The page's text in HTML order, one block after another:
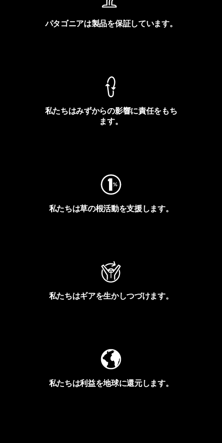
パタゴニアは製品を保証しています。
私たちはみずからの影響に責任をもち
ます。
私たちは草の根活動を支援します。
私たちはギアを生かしつづけます。
私たちは利益を地球に還元します。